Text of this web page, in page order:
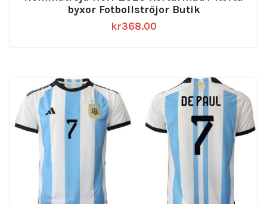
byxor Fotbollströjor Butik
kr368.00